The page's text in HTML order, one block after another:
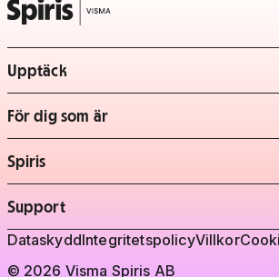
Upptäck
– klicka för att expandera lista
För dig som är
– klicka för att expandera lista
Spiris
– klicka för att expandera lista
Support
– klicka för att expandera lista
Juridisk information
DataskyddIntegritetspolicyVillkor
© 2026 Visma Spiris AB